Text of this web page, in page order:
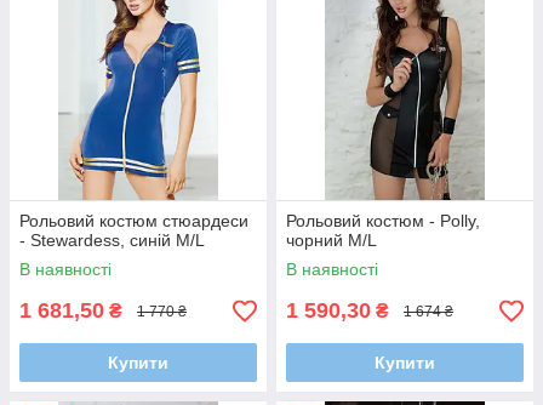
Рольовий костюм стюардеси
- Stewardess, синій M/L
В наявності
1 681,50 ₴ 1 770 ₴
Купити
Рольовий костюм - Polly,
чорний M/L
В наявності
1 590,30 ₴ 1 674 ₴
Купити